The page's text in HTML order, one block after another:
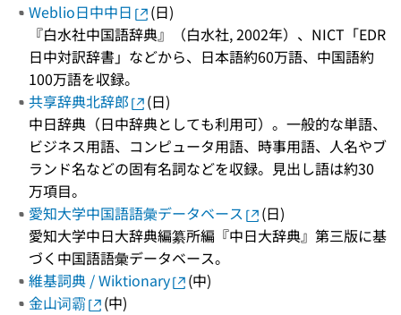
Weblio日中中日
(日)
『白水社中国語辞典』（白水社, 2002年）、NICT「EDR
日中対訳辞書」などから、日本語約60万語、中国語約
100万語を収録。
共享辞典北辞郎
(日)
中日辞典（日中辞典としても利用可）。一般的な単語、
ビジネス用語、コンピュータ用語、時事用語、人名やブ
ランド名などの固有名詞などを収録。見出し語は約30
万項目。
愛知大学中国語語彙データベース
(日)
愛知大学中日大辞典編纂所編『中日大辞典』第三版に基
づく中国語語彙データベース。
維基詞典 / Wiktionary
(中)
金山词霸
(中)